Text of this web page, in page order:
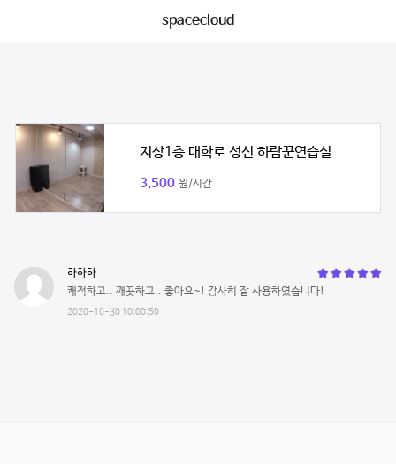
spacecloud
지상1층 대학로 성신 하람꾼연습실
3,500 원/시간
하하하
쾌적하고.. 깨끗하고.. 좋아요~! 감사히 잘 사용하였습니다!
2020-10-30 10:00:50